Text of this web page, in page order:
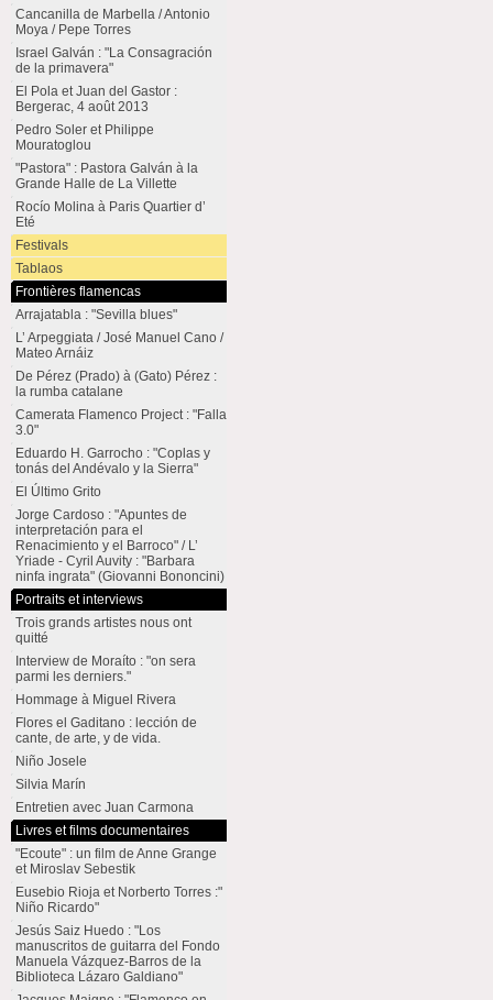
Cancanilla de Marbella / Antonio
Moya / Pepe Torres
Israel Galván : "La Consagración
de la primavera"
El Pola et Juan del Gastor :
Bergerac, 4 août 2013
Pedro Soler et Philippe
Mouratoglou
"Pastora" : Pastora Galván à la
Grande Halle de La Villette
Rocío Molina à Paris Quartier d’
Eté
Festivals
Tablaos
Frontières flamencas
Arrajatabla : "Sevilla blues"
L’ Arpeggiata / José Manuel Cano /
Mateo Arnáiz
De Pérez (Prado) à (Gato) Pérez :
la rumba catalane
Camerata Flamenco Project : "Falla
3.0"
Eduardo H. Garrocho : "Coplas y
tonás del Andévalo y la Sierra"
El Último Grito
Jorge Cardoso : "Apuntes de
interpretación para el
Renacimiento y el Barroco" / L’
Yriade - Cyril Auvity : "Barbara
ninfa ingrata" (Giovanni Bononcini)
Portraits et interviews
Trois grands artistes nous ont
quitté
Interview de Moraíto : "on sera
parmi les derniers."
Hommage à Miguel Rivera
Flores el Gaditano : lección de
cante, de arte, y de vida.
Niño Josele
Silvia Marín
Entretien avec Juan Carmona
Livres et films documentaires
"Ecoute" : un film de Anne Grange
et Miroslav Sebestik
Eusebio Rioja et Norberto Torres :"
Niño Ricardo"
Jesús Saiz Huedo : "Los
manuscritos de guitarra del Fondo
Manuela Vázquez-Barros de la
Biblioteca Lázaro Galdiano"